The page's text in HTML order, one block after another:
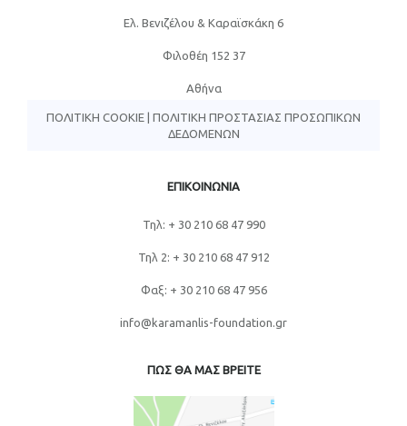
Eλ. Βενιζέλου & Καραϊσκάκη 6
Φιλοθέη 152 37
Αθήνα
ΠΟΛΙΤΙΚΉ COOKIE | ΠΟΛΙΤΙΚΉ ΠΡΟΣΤΑΣΊΑΣ ΠΡΟΣΩΠΙΚΏΝ
ΔΕΔΟΜΈΝΩΝ
ΕΠΙΚΟΙΝΩΝΙΑ
Τηλ: + 30 210 68 47 990
Τηλ 2: + 30 210 68 47 912
Φαξ: + 30 210 68 47 956
info@karamanlis-foundation.gr
ΠΩΣ ΘΑ ΜΑΣ ΒΡΕΙΤΕ